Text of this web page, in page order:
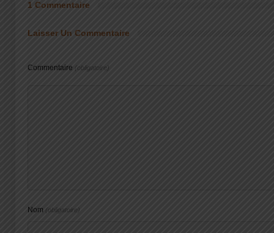
1 Commentaire
Laisser Un Commentaire
Commentaire (obligatoire)
Nom (obligatoire)